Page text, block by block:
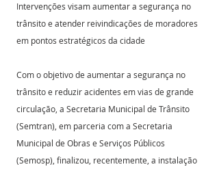
Intervenções visam aumentar a segurança no
trânsito e atender reivindicações de moradores
em pontos estratégicos da cidade
Com o objetivo de aumentar a segurança no
trânsito e reduzir acidentes em vias de grande
circulação, a Secretaria Municipal de Trânsito
(Semtran), em parceria com a Secretaria
Municipal de Obras e Serviços Públicos
(Semosp), finalizou, recentemente, a instalação